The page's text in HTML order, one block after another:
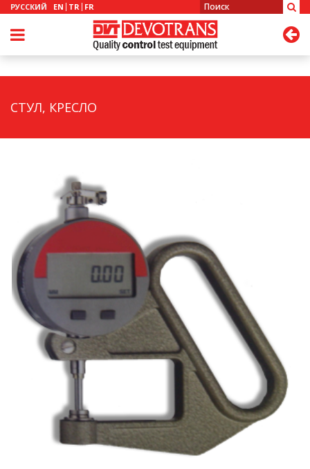
РУССКИЙ EN TR FR
СТУЛ, КРЕСЛО